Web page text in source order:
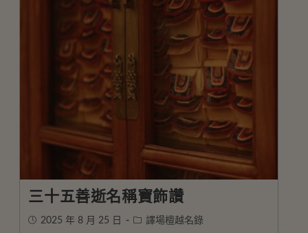
三十五善逝名稱寶飾讚
2025 年 8 月 25 日 譯場檀越名錄